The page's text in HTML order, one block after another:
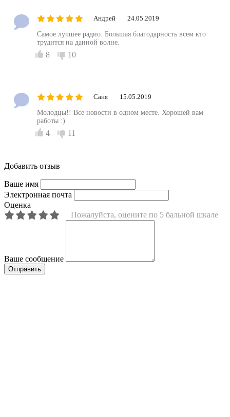
Андрей 24.05.2019
Самое лучшее радио. Большая благодарность всем кто
трудится на данной волне.
8 10
Саня 15.05.2019
Молодцы!! Все новости в одном месте. Хорошей вам
работы :)
4 11
Добавить отзыв
Ваше имя
Электронная почта
Оценка
Пожалуйста, оцените по 5 бальной шкале
Ваше сообщение